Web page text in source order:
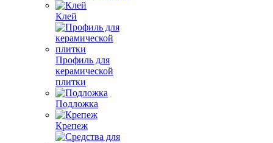
Клей
Профиль для
керамической
плитки
Подложка
Крепеж